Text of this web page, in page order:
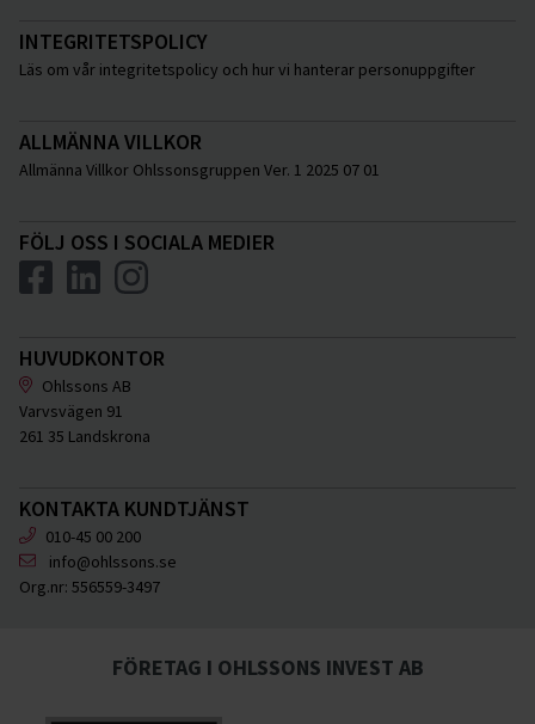
INTEGRITETSPOLICY
Läs om vår integritetspolicy och hur vi hanterar personuppgifter
ALLMÄNNA VILLKOR
Allmänna Villkor Ohlssonsgruppen Ver. 1 2025 07 01
FÖLJ OSS I SOCIALA MEDIER
HUVUDKONTOR
Ohlssons AB
Varvsvägen 91
261 35 Landskrona
KONTAKTA KUNDTJÄNST
010-45 00 200
info@ohlssons.se
Org.nr: 556559-3497
FÖRETAG I OHLSSONS INVEST AB